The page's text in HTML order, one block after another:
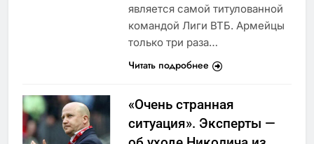
является самой титулованной
командой Лиги ВТБ. Армейцы
только три раза…
Читать подробнее
«Очень странная
ситуация». Эксперты —